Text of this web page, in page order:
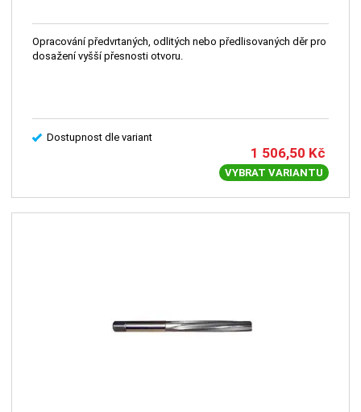
Opracování předvrtaných, odlitých nebo předlisovaných děr pro
dosažení vyšší přesnosti otvoru.
Dostupnost dle variant
1 506,50 Kč
VYBRAT VARIANTU